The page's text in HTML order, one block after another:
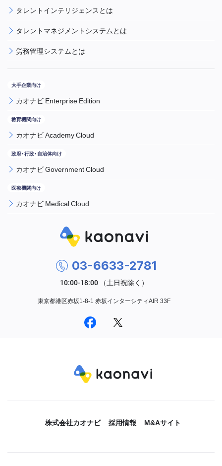
タレントインテリジェンスとは
タレントマネジメントシステムとは
労務管理システムとは
カオナビ Enterprise Edition
カオナビ Academy Cloud
カオナビ Government Cloud
カオナビ Medical Cloud
03-6633-2781
東京都港区赤坂1-8-1 赤坂インターシティAIR 33F
株式会社カオナビ 採用情報 M&Aサイト